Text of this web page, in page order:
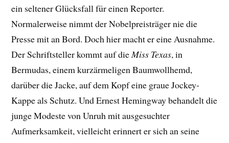
ein seltener Glücksfall für einen Reporter.
Normalerweise nimmt der Nobelpreisträger nie die
Presse mit an Bord. Doch hier macht er eine Ausnahme.
Der Schriftsteller kommt auf dieMiss Texas, in
Bermudas, einem kurzärmeligen Baumwollhemd,
darüber die Jacke, auf dem Kopf eine graue Jockey-
Kappe als Schutz. Und Ernest Hemingway behandelt die
junge Modeste von Unruh mit ausgesuchter
Aufmerksamkeit, vielleicht erinnert er sich an seine